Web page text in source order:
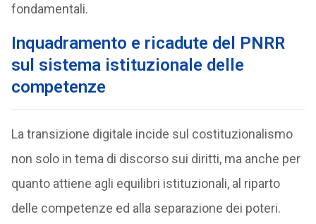
fondamentali.
Inquadramento e ricadute del PNRR
sul sistema istituzionale delle
competenze
La transizione digitale incide sul costituzionalismo
non solo in tema di discorso sui diritti, ma anche per
quanto attiene agli equilibri istituzionali, al riparto
delle competenze ed alla separazione dei poteri.